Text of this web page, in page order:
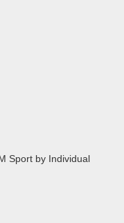
Sport by Individual